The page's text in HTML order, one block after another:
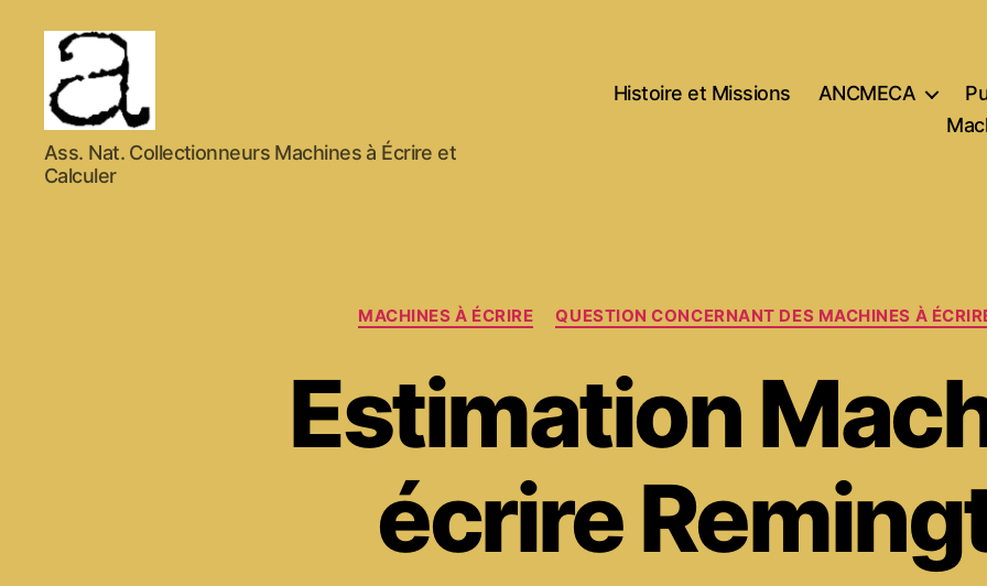
ANCMECA
Ass. Nat. Collectionneurs Machines à Écrire et
Calculer
Histoire et Missions ANCMECA
Catégories
MACHINES À ÉCRIRE QUESTION CONCERNANT DES MACHINES À
Estimation
écrire